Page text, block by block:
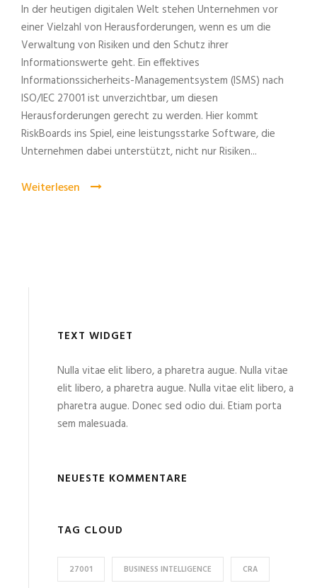
In der heutigen digitalen Welt stehen Unternehmen vor
einer Vielzahl von Herausforderungen, wenn es um die
Verwaltung von Risiken und den Schutz ihrer
Informationswerte geht. Ein effektives
Informationssicherheits-Managementsystem (ISMS) nach
ISO/IEC 27001 ist unverzichtbar, um diesen
Herausforderungen gerecht zu werden. Hier kommt
RiskBoards ins Spiel, eine leistungsstarke Software, die
Unternehmen dabei unterstützt, nicht nur Risiken...
Weiterlesen
TEXT WIDGET
Nulla vitae elit libero, a pharetra augue. Nulla vitae
elit libero, a pharetra augue. Nulla vitae elit libero, a
pharetra augue. Donec sed odio dui. Etiam porta
sem malesuada.
NEUESTE KOMMENTARE
TAG CLOUD
27001 BUSINESS INTELLIGENCE CRA